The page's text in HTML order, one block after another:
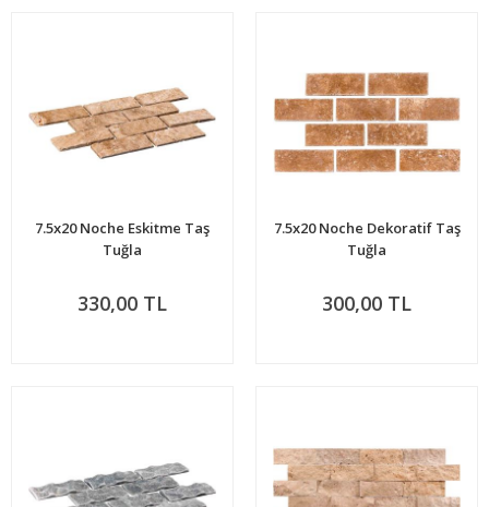
7.5x20 Noche Eskitme Taş
Tuğla
330,00 TL
7.5x20 Noche Dekoratif Taş
Tuğla
300,00 TL